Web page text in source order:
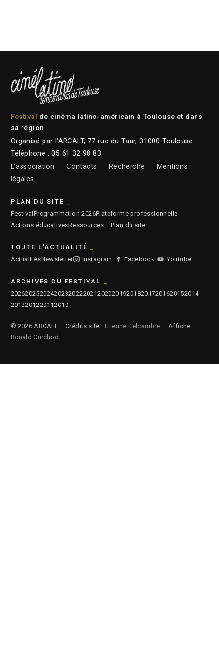
Festival
de cinéma latino-américain à Toulouse et dans
sa région
Organisé par l’ARCALT, 77 rue du Taur, 31000 Toulouse –
Téléphone : 05 61 32 98 83
L’association
Contacts Recherche
Mentions
légales
PLAN DU SITE
Festival Programmation 2026Plateforme professionnelle
Actions éducativesRessources— Plan du site
TOUTE L'ACTUALITÉ
ActualitésNewsletter Instagram Facebook Youtube
ARCHIVES DU FESTIVAL
2026202520242023202220212020201920182017201620152014
2013201220112010
© 2026 ARCALT – Crédits site : Etienne Delcambre – Affiche :
Ronald Curchod